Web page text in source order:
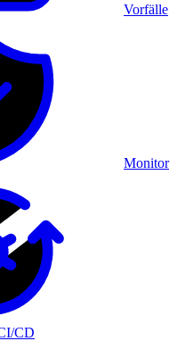
Vorfälle
Monitor
CD